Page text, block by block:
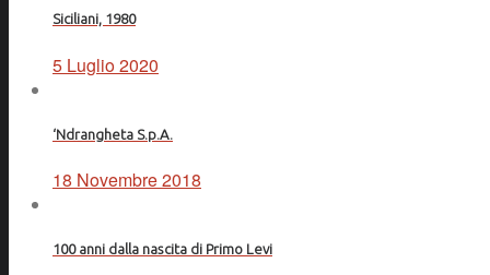
Siciliani, 1980
5 Luglio 2020
‘Ndrangheta S.p.A.
18 Novembre 2018
100 anni dalla nascita di Primo Levi